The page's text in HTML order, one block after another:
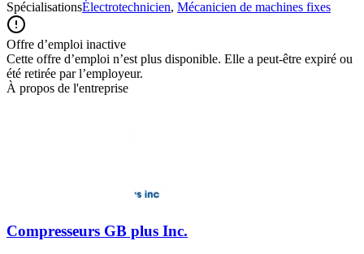
SpécialisationsÉlectrotechnicien, Mécanicien de machines fixes
Offre d’emploi inactive
Cette offre d’emploi n’est plus disponible. Elle a peut-être expiré ou
été retirée par l’employeur.
À propos de l'entreprise
Compresseurs GB plus Inc.